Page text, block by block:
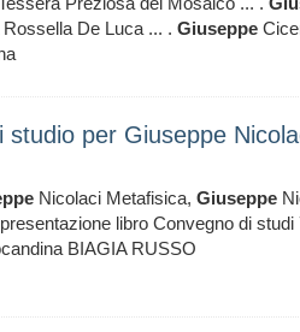
De Luca ... . Giuseppe
per Giuseppe
Nicolaci Metafisica, Giuseppe
libro Convegno di studi
BIAGIA RUSSO